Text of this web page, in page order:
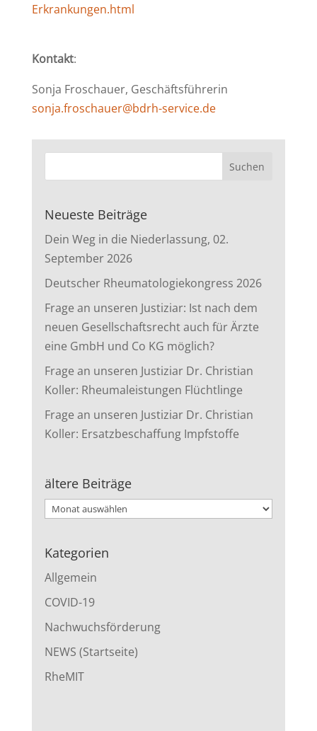
Erkrankungen.html
Kontakt:
Sonja Froschauer, Geschäftsführerin
sonja.froschauer@bdrh-service.de
Neueste Beiträge
Dein Weg in die Niederlassung, 02.
September 2026
Deutscher Rheumatologiekongress 2026
Frage an unseren Justiziar: Ist nach dem
neuen Gesellschaftsrecht auch für Ärzte
eine GmbH und Co KG möglich?
Frage an unseren Justiziar Dr. Christian
Koller: Rheumaleistungen Flüchtlinge
Frage an unseren Justiziar Dr. Christian
Koller: Ersatzbeschaffung Impfstoffe
ältere Beiträge
ältere
Kategorien
Allgemein
COVID-19
Nachwuchsförderung
NEWS (Startseite)
RheMIT